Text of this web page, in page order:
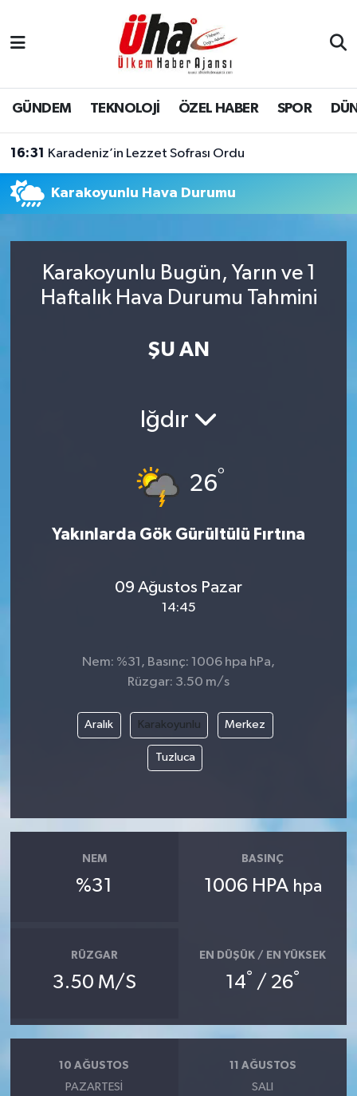
GÜNDEM TEKNOLOJİ ÖZEL HABER SPOR
16:31 Karadeniz’in Lezzet Sofrası Ordu
Karakoyunlu Hava Durumu
Karakoyunlu Bugün, Yarın ve 1
Haftalık Hava Durumu Tahmini
ŞU AN
Iğdır
26°
Yakınlarda Gök Gürültülü Fırtına
09 Ağustos Pazar
14:45
Nem: %31, Basınç: 1006 hpa hPa,
Rüzgar: 3.50 m/s
Aralık Karakoyunlu Merkez
Tuzluca
NEM
%31
BASINÇ
1006 HPA hpa
RÜZGAR
3.50 M/S
EN DÜŞÜK / EN YÜKSEK
14° / 26°
10 AĞUSTOS
PAZARTESI
11 AĞUSTOS
SALI
İstanbul Nöbetçi Eczaneler
İstanbul Hava Durumu
Tüm Manşetler
Son Dakika Haberleri